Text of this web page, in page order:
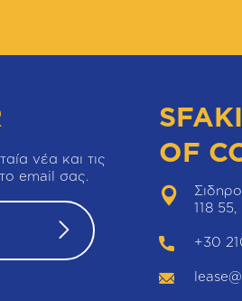
νέα και τις
email σας.
OF
118
+30